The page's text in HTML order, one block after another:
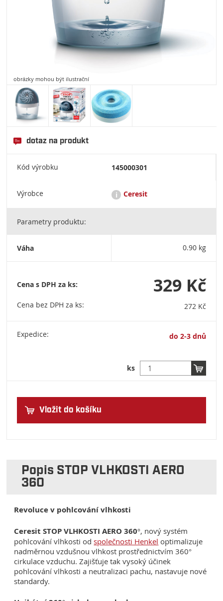
obrázky mohou být ilustrační
dotaz na produkt
Kód výrobku 145000301
Výrobce i Ceresit
Ceresit je renomovaná značka stavební chemie, která nabízí
svou kvalitu a inovativní řešení ve stavebnictví. HENKEL ČR,
Parametry produktu:
Váha 0.90 kg
Cena s DPH za ks:
Cena bez DPH za ks:
329 Kč
272 Kč
Expedice: do 2-3 dnů
ks
Vložit do košíku
Popis STOP VLHKOSTI AERO
360
Revoluce v pohlcování vlhkosti
Ceresit STOP VLHKOSTI AERO 360°, nový systém
pohlcování vlhkosti odspolečnosti Henkel optimalizuje
nadměrnou vzdušnou vlhkost prostřednictvím 360°
cirkulace vzduchu. Zajišťuje tak vysoký účinek
pohlcování vlhkosti a neutralizaci pachu, nastavuje nové
standardy.